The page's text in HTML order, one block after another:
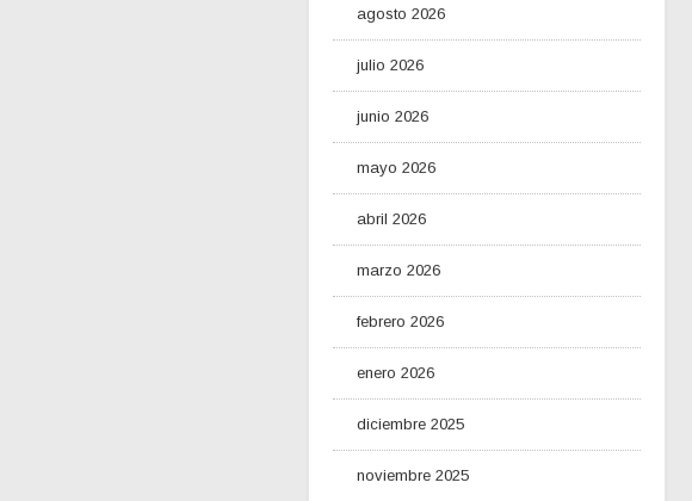
agosto 2026
julio 2026
junio 2026
mayo 2026
abril 2026
marzo 2026
febrero 2026
enero 2026
diciembre 2025
noviembre 2025